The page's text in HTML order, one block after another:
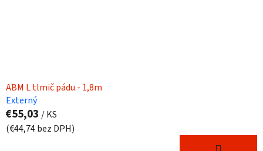
ABM L tlmič pádu - 1,8m
Externý
€55,03 / KS
(€44,74 bez DPH)